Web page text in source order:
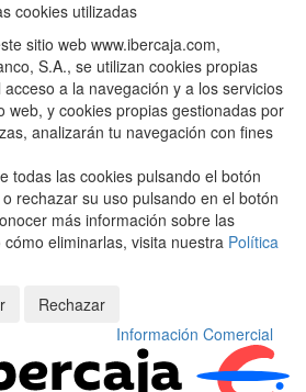
cookies utilizadas
sitio web www.ibercaja.com,
S.A., se utilizan cookies propias
a la navegación y a los servicios
web, y cookies propias gestionadas por
analizarán tu navegación con fines
todas las cookies pulsando el botón
o rechazar su uso pulsando en el botón
más información sobre las
eliminarlas, visita nuestra Política
Rechazar
Información Comercial